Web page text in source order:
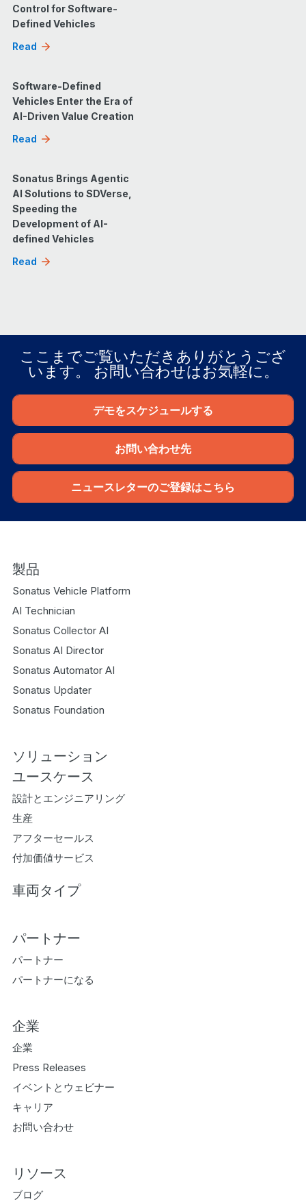
Control for Software-
Defined Vehicles
Read
Software-Defined
Vehicles Enter the Era of
AI-Driven Value Creation
Read
Sonatus Brings Agentic
AI Solutions to SDVerse,
Speeding the
Development of AI-
defined Vehicles
Read
ここまでご覧いただきありがとうござ
います。 お問い合わせはお気軽に。
デモをスケジュールする
お問い合わせ先
ニュースレターのご登録はこちら
製品
Sonatus Vehicle Platform
AI Technician
Sonatus Collector AI
Sonatus AI Director
Sonatus Automator AI
Sonatus Updater
Sonatus Foundation
ソリューション
ユースケース
設計とエンジニアリング
生産
アフターセールス
付加価値サービス
車両タイプ
パートナー
パートナー
パートナーになる
企業
企業
Press Releases
イベントとウェビナー
キャリア
お問い合わせ
リソース
ブログ